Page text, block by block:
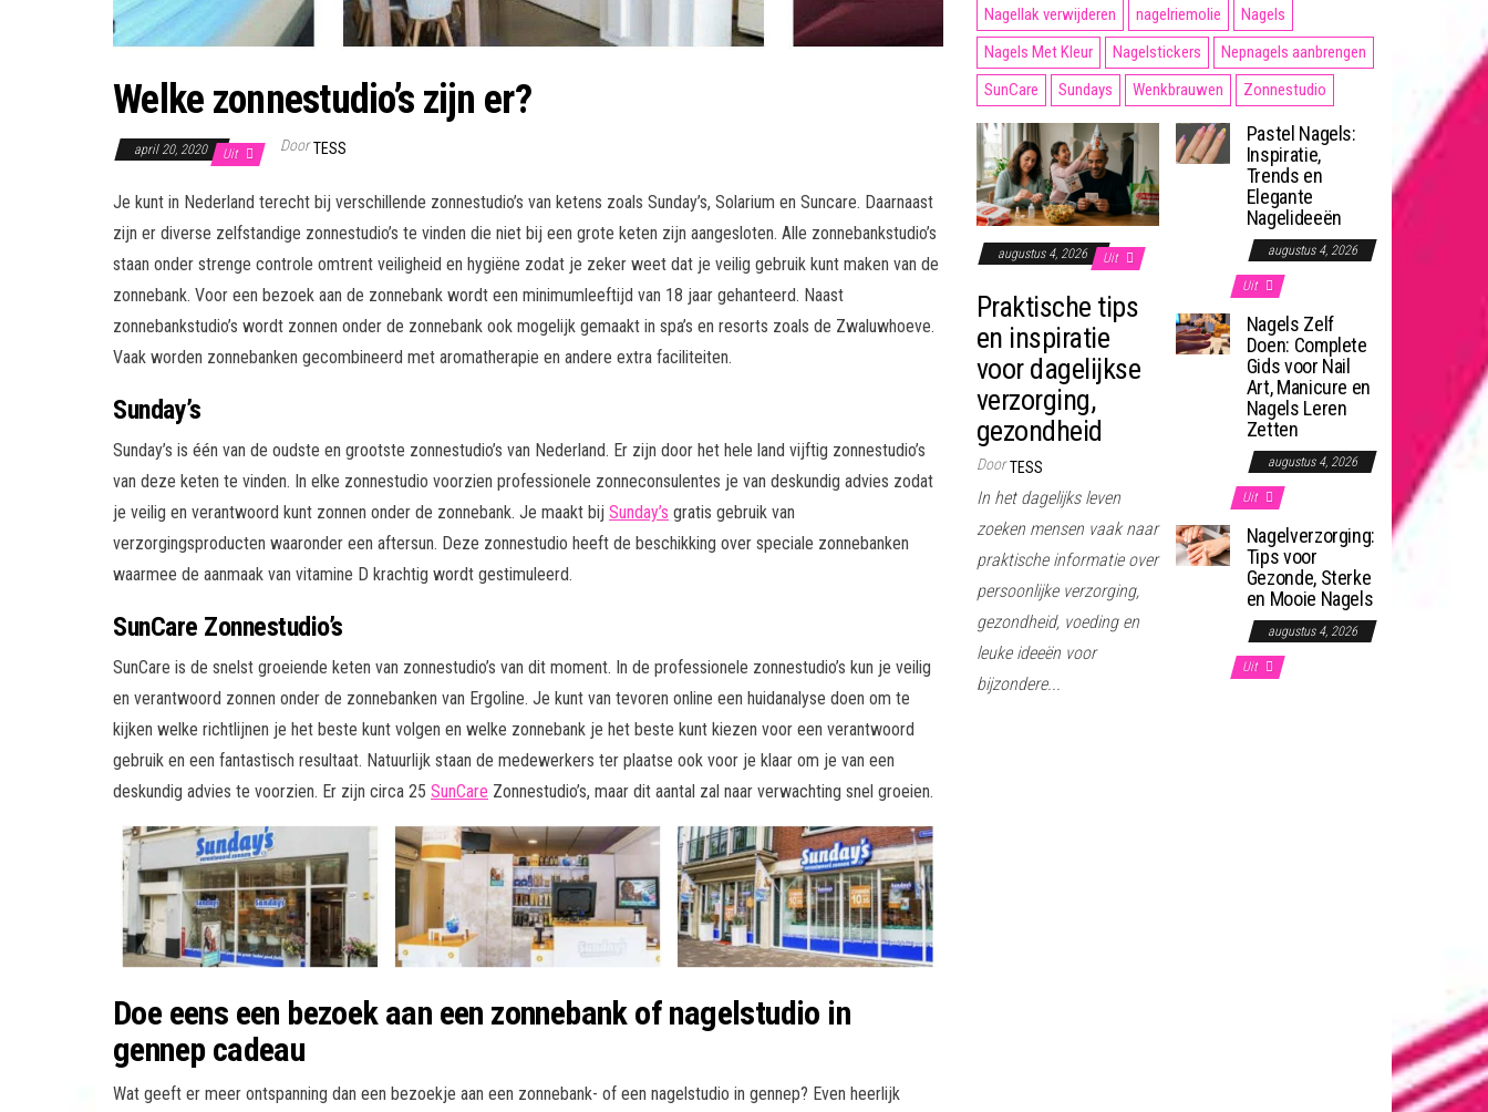
Welke zonnestudio’s zijn er?
april 20, 2020 Uit Door TESS
Je kunt in Nederland terecht bij verschillende zonnestudio’s van ketens zoals Sunday’s, Solarium en Suncare. Daarnaast
zijn er diverse zelfstandige zonnestudio’s te vinden die niet bij een grote keten zijn aangesloten. Alle zonnebankstudio’s
staan onder strenge controle omtrent veiligheid en hygiëne zodat je zeker weet dat je veilig gebruik kunt maken van de
zonnebank. Voor een bezoek aan de zonnebank wordt een minimumleeftijd van 18 jaar gehanteerd. Naast
zonnebankstudio’s wordt zonnen onder de zonnebank ook mogelijk gemaakt in spa’s en resorts zoals de Zwaluwhoeve.
Vaak worden zonnebanken gecombineerd met aromatherapie en andere extra faciliteiten.
Sunday’s
Sunday’s is één van de oudste en grootste zonnestudio’s van Nederland. Er zijn door het hele land vijftig zonnestudio’s
van deze keten te vinden. In elke zonnestudio voorzien professionele zonneconsulentes je van deskundig advies zodat
je veilig en verantwoord kunt zonnen onder de zonnebank. Je maakt bij Sunday’s gratis gebruik van
verzorgingsproducten waaronder een aftersun. Deze zonnestudio heeft de beschikking over speciale zonnebanken
waarmee de aanmaak van vitamine D krachtig wordt gestimuleerd.
SunCare Zonnestudio’s
SunCare is de snelst groeiende keten van zonnestudio’s van dit moment. In de professionele zonnestudio’s kun je veilig
en verantwoord zonnen onder de zonnebanken van Ergoline. Je kunt van tevoren online een huidanalyse doen om te
kijken welke richtlijnen je het beste kunt volgen en welke zonnebank je het beste kunt kiezen voor een verantwoord
gebruik en een fantastisch resultaat. Natuurlijk staan de medewerkers ter plaatse ook voor je klaar om je van een
deskundig advies te voorzien. Er zijn circa 25 SunCare Zonnestudio’s, maar dit aantal zal naar verwachting snel groeien.
Doe eens een bezoek aan een zonnebank of nagelstudio in
gennep cadeau
Wat geeft er meer ontspanning dan een bezoekje aan een zonnebank- of een nagelstudio in gennep? Even heerlijk
Nagellak verwijderen
nagelriemolie
Nagels
Nagels Met Kleur
Nagelstickers
Nepnagels aanbrengen
SunCare
Sundays Wenkbrauwen Zonnestudio
augustus 4, 2026 Uit
Praktische tips
en inspiratie
voor dagelijkse
verzorging,
gezondheid
Door TESS
In het dagelijks leven
zoeken mensen vaak naar
praktische informatie over
persoonlijke verzorging,
gezondheid, voeding en
leuke ideeën voor
bijzondere...
Pastel Nagels:
Inspiratie,
Trends en
Elegante
Nagelideeën
augustus 4, 2026
Uit
Nagels Zelf
Doen: Complete
Gids voor Nail
Art, Manicure en
Nagels Leren
Zetten
augustus 4, 2026
Uit
Nagelverzorging:
Tips voor
Gezonde, Sterke
en Mooie Nagels
augustus 4, 2026
Uit